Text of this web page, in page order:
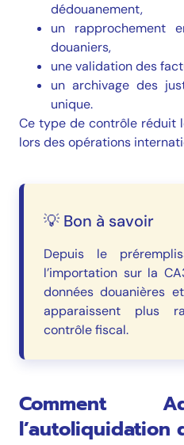
dédouanement,
un rapprochement
douaniers,
une validation des
un archivage des
unique.
Ce type de contrôle réduit
lors des opérations
💡 Bon à savoir
Depuis le
l’importation sur la
données douanières
apparaissent plus
contrôle fiscal.
Comment
l’autoliquidation